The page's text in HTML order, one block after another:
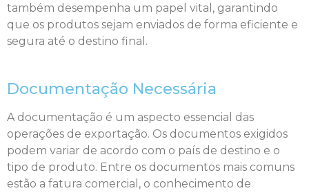
também desempenha um papel vital, garantindo
que os produtos sejam enviados de forma eficiente e
segura até o destino final.
Documentação Necessária
A documentação é um aspecto essencial das
operações de exportação. Os documentos exigidos
podem variar de acordo com o país de destino e o
tipo de produto. Entre os documentos mais comuns
estão a fatura comercial, o conhecimento de